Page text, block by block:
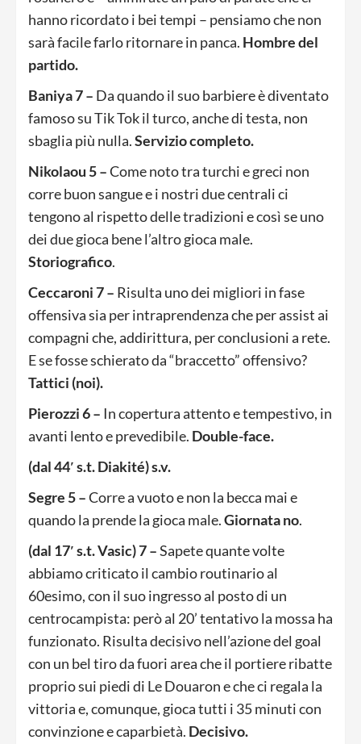
hanno ricordato i bei tempi – pensiamo che non
sarà facile farlo ritornare in panca. Hombre del
partido.
Baniya 7 – Da quando il suo barbiere è diventato
famoso su Tik Tok il turco, anche di testa, non
sbaglia più nulla.Servizio completo.
Nikolaou 5 –Come noto tra turchi e greci non
corre buon sangue e i nostri due centrali ci
tengono al rispetto delle tradizioni e così se uno
dei due gioca bene l’altro gioca male.
Storiografico.
Ceccaroni 7 – Risulta uno dei migliori in fase
offensiva sia per intraprendenza che per assist ai
compagni che, addirittura, per conclusioni a rete.
E se fosse schierato da “braccetto” offensivo?
Tattici (noi).
Pierozzi 6 – In copertura attento e tempestivo, in
avanti lento e prevedibile. Double-face.
(dal 44′ s.t. Diakité) s.v.
Segre 5 –Corre a vuoto e non la becca mai e
quando la prende la gioca male.Giornata no.
(dal 17′ s.t. Vasic) 7 –Sapete quante volte
abbiamo criticato il cambio routinario al
60esimo, con il suo ingresso al posto di un
centrocampista: però al 20’ tentativo la mossa ha
funzionato. Risulta decisivo nell’azione del goal
con un bel tiro da fuori area che il portiere ribatte
proprio sui piedi di Le Douaron e che ci regala la
vittoria e, comunque, gioca tutti i 35 minuti con
convinzione e caparbietà. Decisivo.